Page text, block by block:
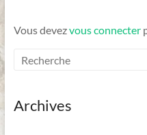
Vous devezvous connecter
Archives